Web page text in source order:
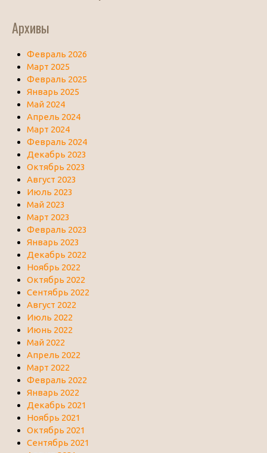
Архивы
Февраль 2026
Март 2025
Февраль 2025
Январь 2025
Май 2024
Апрель 2024
Март 2024
Февраль 2024
Декабрь 2023
Октябрь 2023
Август 2023
Июль 2023
Май 2023
Март 2023
Февраль 2023
Январь 2023
Декабрь 2022
Ноябрь 2022
Октябрь 2022
Сентябрь 2022
Август 2022
Июль 2022
Июнь 2022
Май 2022
Апрель 2022
Март 2022
Февраль 2022
Январь 2022
Декабрь 2021
Ноябрь 2021
Октябрь 2021
Сентябрь 2021